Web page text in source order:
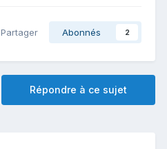
Partager Abonnés 2
Répondre à ce sujet